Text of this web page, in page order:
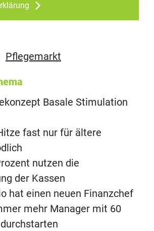
Pflegemarkt
Basale Stimulation
fast nur für ältere
nutzen die
der Kassen
hat einen neuen Finanzchef
mehr Manager mit 60